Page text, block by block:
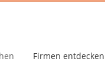
Firmen entdecken